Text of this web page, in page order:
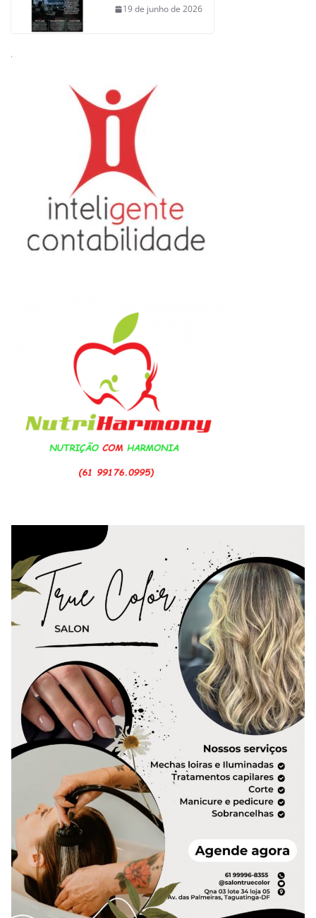
19 de junho de 2026